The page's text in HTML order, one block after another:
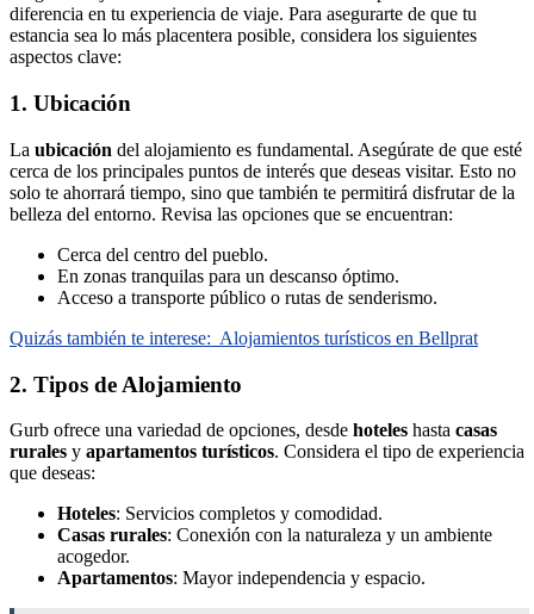
diferencia en tu experiencia de viaje. Para asegurarte de que tu
estancia sea lo más placentera posible, considera los siguientes
aspectos clave:
1. Ubicación
La ubicación del alojamiento es fundamental. Asegúrate de que esté
cerca de los principales puntos de interés que deseas visitar. Esto no
solo te ahorrará tiempo, sino que también te permitirá disfrutar de la
belleza del entorno. Revisa las opciones que se encuentran:
Cerca del centro del pueblo.
En zonas tranquilas para un descanso óptimo.
Acceso a transporte público o rutas de senderismo.
Quizás también te interese: Alojamientos turísticos en Bellprat
2. Tipos de Alojamiento
Gurb ofrece una variedad de opciones, desde hoteles hasta casas
rurales y apartamentos turísticos. Considera el tipo de experiencia
que deseas:
Hoteles: Servicios completos y comodidad.
Casas rurales: Conexión con la naturaleza y un ambiente
acogedor.
Apartamentos: Mayor independencia y espacio.